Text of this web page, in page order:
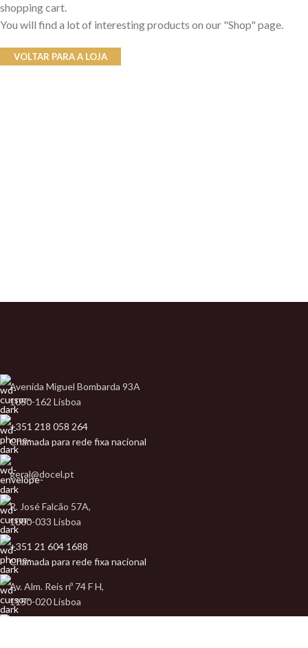
shopping cart.
You will find a lot of interesting products on our "Shop" page.
VOLTAR PARA A LOJA
Avenida Miguel Bombarda 93A
1050-162 Lisboa
+351 218 058 264
Chamada para rede fixa nacional
geral@docel.pt
R. José Falcão 57A,
1000-033 Lisboa
+351 21 604 1688
Chamada para rede fixa nacional
Av. Alm. Reis nº 74 F H,
1150-020 Lisboa